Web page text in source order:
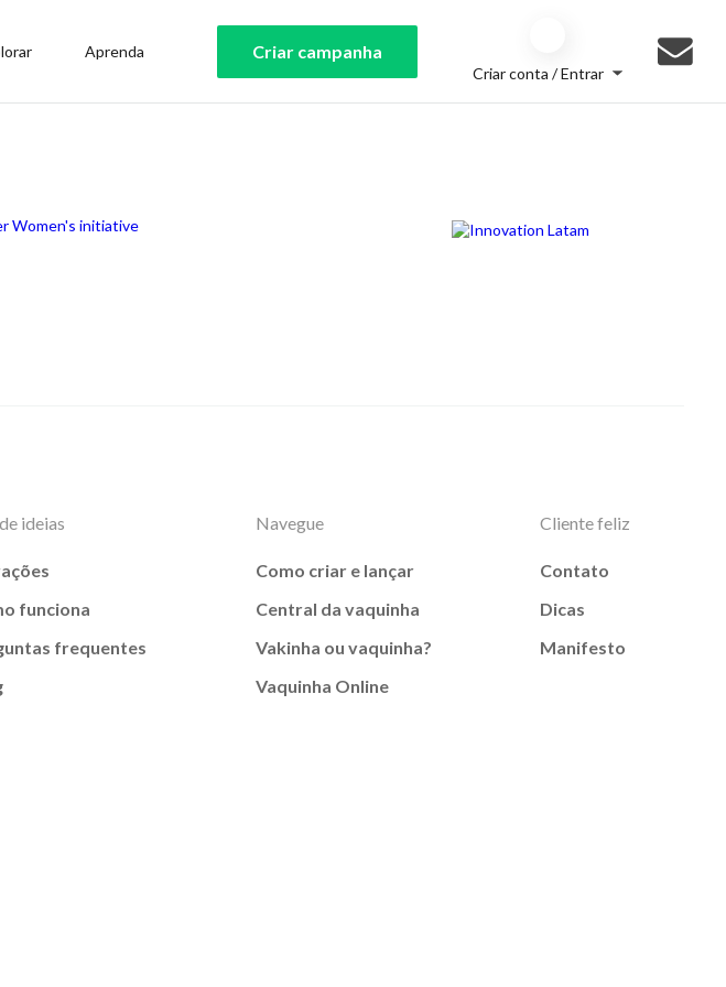
Aprenda Criar campanha
Criar conta / Entrar
ideias
funciona
frequentes
Navegue
Como criar e lançar
Central da vaquinha
Vakinha ou vaquinha?
Vaquinha Online
Cliente feliz
Contato
Dicas
Manifesto